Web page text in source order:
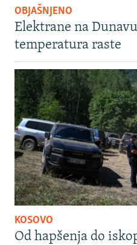
OBJAŠNJENO
Elektrane na
temperatura raste
KOSOVO
Od hapšenja do